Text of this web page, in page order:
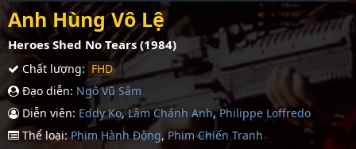
Anh Hùng Vô Lệ
Heroes Shed No Tears (1984)
Chất lượng: FHD
Đạo diễn: Ngô Vũ Sâm
Diễn viên: Eddy Ko,Lâm Chánh Anh,Philippe Loffredo
Thể loại: Phim Hành Động, Phim Chiến Tranh